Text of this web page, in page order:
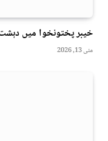
خیبر پختونخوا میں
مئی 13, 2026